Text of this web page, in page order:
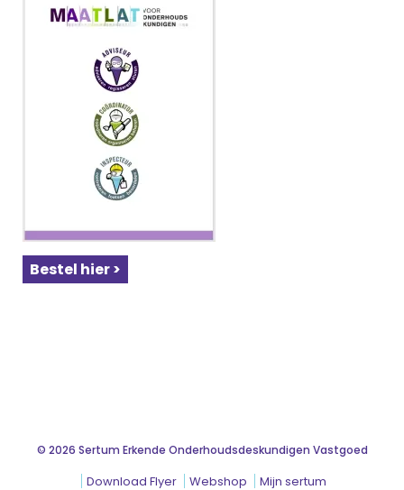
Bestel hier >
© 2026 Sertum Erkende Onderhoudsdeskundigen Vastgoed
Download Flyer Webshop Mijn sertum